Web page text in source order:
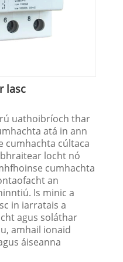
lasc
uathoibríoch thar
atá in ann
cumhachta cúltaca
locht nó
cumhachta
an
Is minic a
in iarratais a
agus soláthar
amhail ionaid
áiseanna